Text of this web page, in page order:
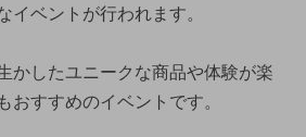
イベントが行われます。
かしたユニークな商品や体験が楽
おすすめのイベントです。